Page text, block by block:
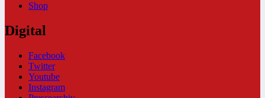
Shop
Digital
Facebook
Twitter
Youtube
Instagram